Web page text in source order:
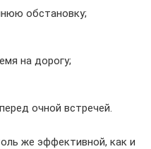
обстановку;
на дорогу;
очной встречей.
же эффективной, как и